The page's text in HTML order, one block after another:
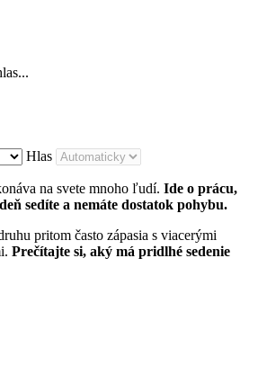
Hlas
na svete mnoho ľudí. Ide o prácu,
sedíte a nemáte dostatok pohybu.
pritom často zápasia s viacerými
Prečítajte si, aký má pridlhé sedenie